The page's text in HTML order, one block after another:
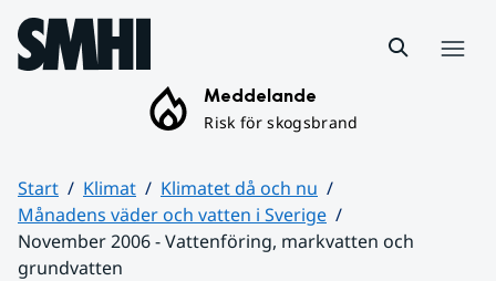
Hoppa till sidans innehåll
Meddelande
Risk för skogsbrand
Start Klimat
Klimatet då och nu
Månadens väder och vatten i Sverige
November 2006 - Vattenföring, markvatten och
grundvatten